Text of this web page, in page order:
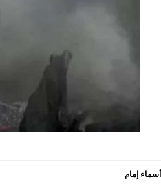
أسماء إمام